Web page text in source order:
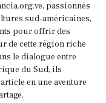
passionnés
sud-américaines,
pour offrir des
de cette région riche
le dialogue entre
du Sud, ils
en une aventure